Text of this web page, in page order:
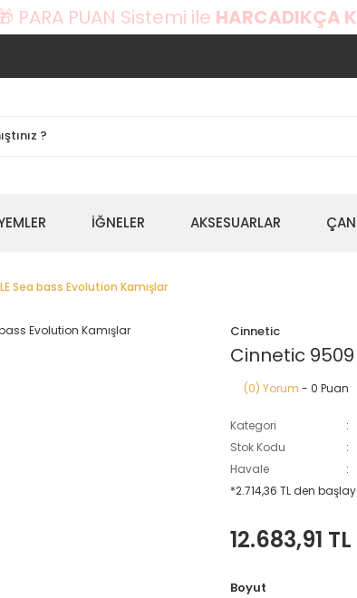
PARA PUAN Sistemi ile HARCADIKÇA
İĞNELER AKSESUARLAR
Sea bass Evolution Kamışlar
Cinnetic
Cinnetic 9509
(0) Yorum - 0 Puan
Kategori
Stok Kodu
Havale
*2.714,36 TL den
12.683,91 TL
Boyut